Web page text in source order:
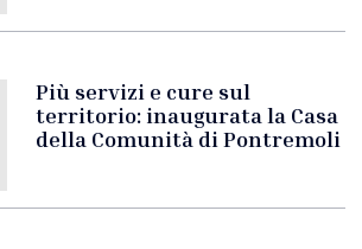
Più servizi e cure sul
territorio: inaugurata la Casa
della Comunità di Pontremoli